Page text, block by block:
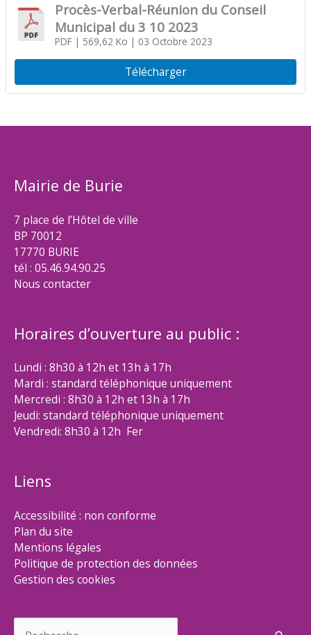
Procès-Verbal-Réunion du Conseil
Municipal du 3 10 2023
PDF| 569,62 Ko | 03 Octobre 2023
Télécharger
Mairie de Burie
7 place de l’Hôtel de ville
BP 70012
17770 BURIE
tél : 05.46.94.90.25
Nous contacter
Horaires d’ouverture au public :
Lundi : 8h30 à 12h et 13h à 17h
Mardi : standard téléphonique uniquement
Mercredi : 8h30 à 12h et 13h à 17h
Jeudi: standard téléphonique uniquement
Vendredi: 8h30 à 12h Fer
Liens
Accessibilité : non conforme
Plan du site
Mentions légales
Politique de protection des données
Gestion des cookies